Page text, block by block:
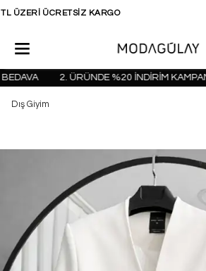
KAPIDA ÖDEME
2. ÜRÜNDE %20 İNDİRİM
Dış Giyim